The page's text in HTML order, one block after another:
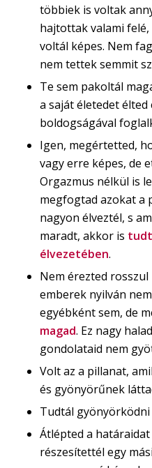
többiek is voltak
hajtottak valami
voltál képes. Nem
nem tettek semmit
Te sem pakoltál
a saját életedet
boldogságával
Igen, megértetted,
vagy erre képes, de
Orgazmus nélkül is
megfogtad azokat a
nagyon élveztél, s
maradt, akkor is
élvezetében.
Nem érezted rosszul
emberek nyilván
egyébként sem, de
magad. Ez nagy
gondolataid nem
Volt az a pillanat,
és gyönyörűnek
Tudtál gyönyörködni
Átlépted a
részesítettél egy